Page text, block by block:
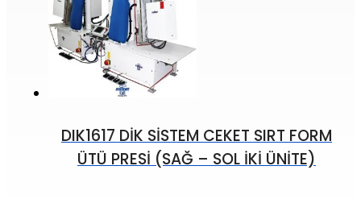
DIK1617 DİK SİSTEM CEKET SIRT FORM
ÜTÜ PRESİ (SAĞ – SOL İKİ ÜNİTE)